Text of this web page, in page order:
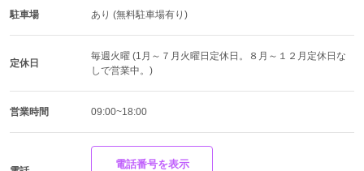
駐車場 あり (無料駐車場有り)
定休日
毎週火曜 (1月～７月火曜日定休日。８月～１２月定休日な
しで営業中。)
営業時間 09:00~18:00
電話番号を表示